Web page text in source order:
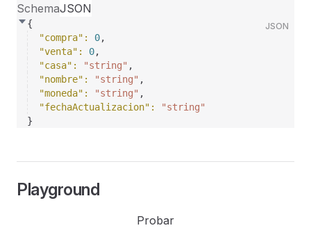
SchemaJSON
JSON
{
"compra" : 0,
"venta" : 0,
"casa" : "string" ,
"nombre" : "string" ,
"moneda" : "string" ,
"fechaActualizacion" :
"string"
}
Playground
Probar